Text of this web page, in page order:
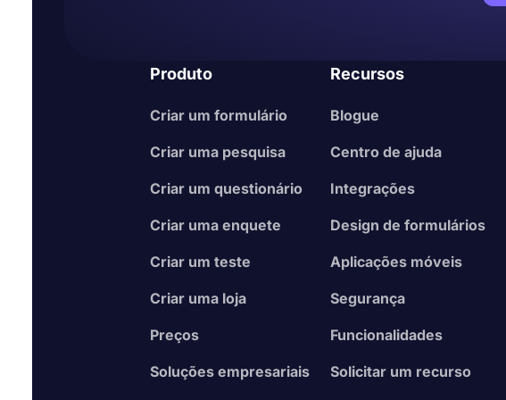
Produto
Criar um formulário
Criar uma pesquisa
Criar um questionário
Criar uma enquete
Criar um teste
Criar uma loja
Preços
Soluções empresariais
Recursos
Blogue
Centro de ajuda
Integrações
Design de formulários
Aplicações móveis
Segurança
Funcionalidades
Solicitar um recurso